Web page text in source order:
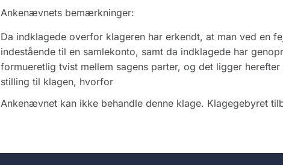
Ankenævnets bemærkninger:
Da indklagede overfor klageren har erkendt, at man ved en
indestående til en samlekonto, samt da indklagede har
formueretlig tvist mellem sagens parter, og det ligger
stilling til klagen, hvorfor
Ankenævnet kan ikke behandle denne klage. Klagegebyret